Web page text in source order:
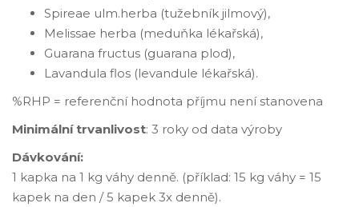
Spireae ulm.herba (tužebník jilmový),
Melissae herba (meduňka lékařská),
Guarana fructus (guarana plod),
Lavandula flos (levandule lékařská).
%RHP = referenční hodnota příjmu není stanovena
Minimální trvanlivost: 3 roky od data výroby
Dávkování:
1 kapka na 1 kg váhy denně. (příklad: 15 kg váhy = 15
kapek na den / 5 kapek 3x denně).